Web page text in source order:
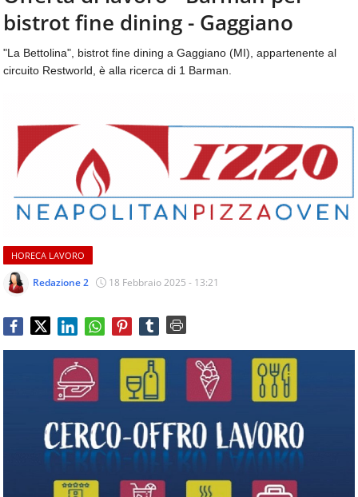
aggiornamenti
quotidiani
temi
come
food
&
beverage,
catering
e
articoli
sul
mondo
dell'alimentazione,
dei
fuoricasa,
novità
comparto
CONTATTI
bistrot fine dining - Gaggiano
"La Bettolina", bistrot fine dining a Gaggiano (MI), appartenente al
circuito Restworld, è alla ricerca di 1 Barman.
HORECA LAVORO
Redazione 2 18 Febbraio 2025 - 13:21